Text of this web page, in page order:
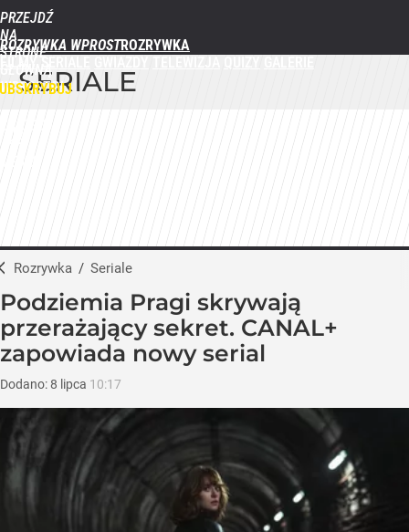
PRZEJDŹ
NA
STRONĘ
GŁÓWNĄ
WPROST.PL
ROZRYWKA WPROST
SERIALE
Rozrywka / Seriale
Podziemia Pragi skrywają
przerażający sekret. CANAL+
zapowiada nowy serial
Dodano:8 lipca 10:17